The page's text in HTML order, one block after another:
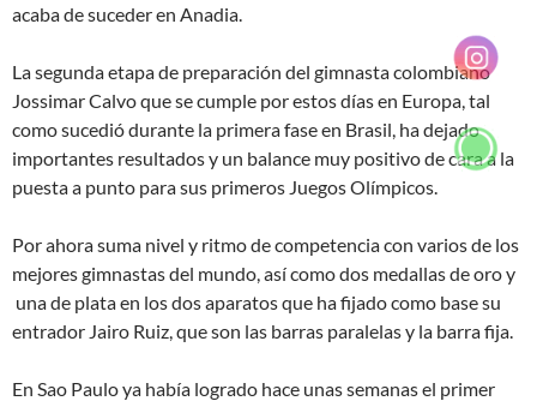
acaba de suceder en Anadia.
La segunda etapa de preparación del gimnasta colombiano
Jossimar Calvo que se cumple por estos días en Europa, tal
como sucedió durante la primera fase en Brasil, ha dejado
importantes resultados y un balance muy positivo de cara a la
puesta a punto para sus primeros Juegos Olímpicos.
Por ahora suma nivel y ritmo de competencia con varios de los
mejores gimnastas del mundo, así como dos medallas de oro y
una de plata en los dos aparatos que ha fijado como base su
entrador Jairo Ruiz, que son las barras paralelas y la barra fija.
En Sao Paulo ya había logrado hace unas semanas el primer